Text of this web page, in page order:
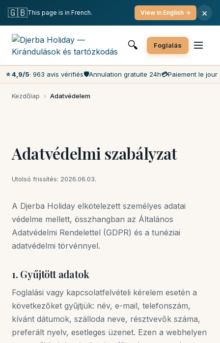
Ingyenes lemondás
Fizetés a nap folyamán
A piac legalacsonyabb árai
Ügyfélszolgálat 7 nap/7
🔍 Foglalás
⭐ 4,9/5· 963 avis vérifiés🛡️Annulation gratuite 24h💳Paiement le jour
Kezdőlap › Adatvédelem
Adatvédelmi szabályzat
Utolsó frissítés: 2026.06.03.
A Djerba Holiday elkötelezett személyes adatai
védelme mellett, összhangban az Általános
Adatvédelmi Rendelettel (GDPR) és a tunéziai
adatvédelmi törvénnyel.
1. Gyűjtött adatok
Foglalási vagy kapcsolatfelvételi kérelem esetén a
következőket gyűjtjük: név, e-mail, telefonszám,
kívánt dátumok, szálloda neve, résztvevők száma,
preferált nyelv, esetleges üzenet. Ezen a webhelyen
🇬🇧This page is in French. View in English → ×